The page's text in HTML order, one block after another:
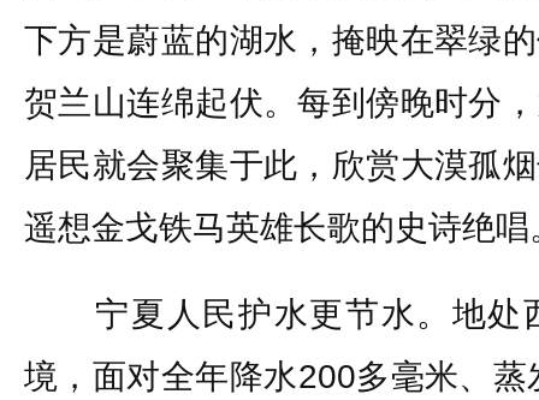
下方是蔚蓝的湖水，掩映在翠绿
贺兰山连绵起伏。每到傍晚时分
居民就会聚集于此，欣赏大漠孤
遥想金戈铁马英雄长歌的史诗绝唱
宁夏人民护水更节水。地处
境，面对全年降水200多毫米、